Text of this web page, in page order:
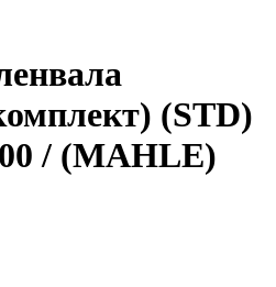
(STD)
/ (MAHLE)